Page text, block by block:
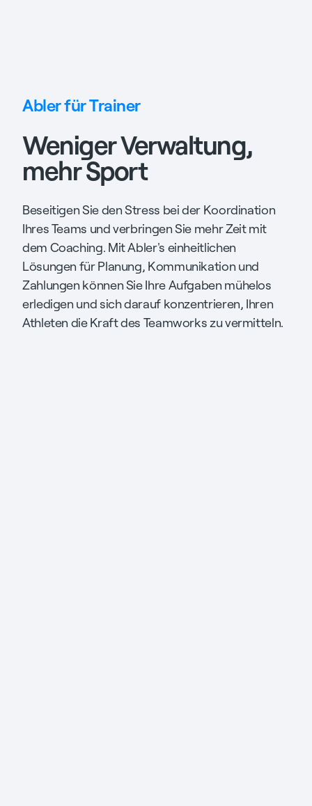
Abler für Trainer
Weniger Verwaltung,
mehr Sport
Beseitigen Sie den Stress bei der Koordination
Ihres Teams und verbringen Sie mehr Zeit mit
dem Coaching. Mit Abler's einheitlichen
Lösungen für Planung, Kommunikation und
Zahlungen können Sie Ihre Aufgaben mühelos
erledigen und sich darauf konzentrieren, Ihren
Athleten die Kraft des Teamworks zu vermitteln.